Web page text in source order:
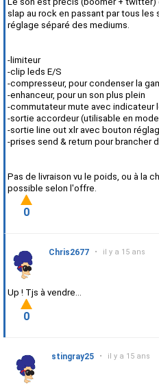
slap au rock en passant par tous
réglage séparé des mediums.
-limiteur
-clip leds E/S
-compresseur, pour condenser la
-enhanceur, pour un son plus plein
-commutateur mute avec indicateur
-sortie accordeur (utilisable en
-sortie line out xlr avec bouton
-prises send & return pour brancher
Pas de livraison vu le poids, ou à la
possible selon l'offre.
0
Chris2677 • il y a 15 ans
Up ! Tjs à vendre...
0
stingray25 • il y a 15 ans